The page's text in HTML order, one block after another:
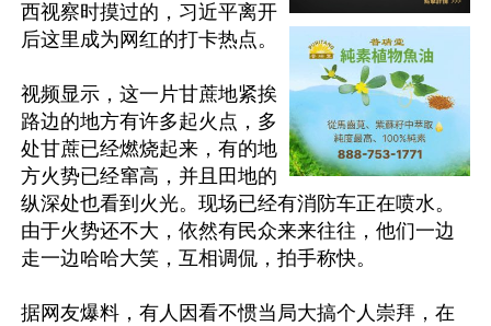
西视察时摸过的，习近平离开
后这里成为网红的打卡热点。
视频显示，这一片甘蔗地紧挨
路边的地方有许多起火点，多
处甘蔗已经燃烧起来，有的地
方火势已经窜高，并且田地的
纵深处也看到火光。现场已经有消防车正在喷水。
由于火势还不大，依然有民众来来往往，他们一边
走一边哈哈大笑，互相调侃，拍手称快。
据网友爆料，有人因看不惯当局大搞个人崇拜，在